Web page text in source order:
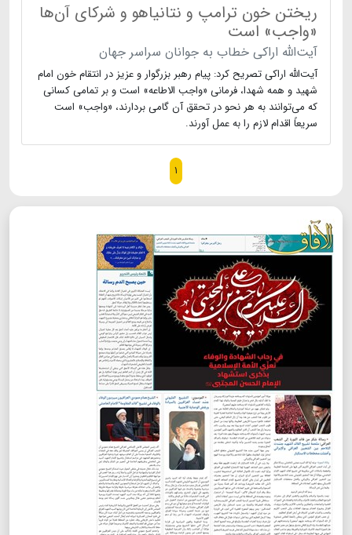
ریختن خون ترامپ و نتانیاهو و شرکای آن‌ها
«واجب» است
آیت‌الله اراکی خطاب به جوانان سراسر جهان
آیت‌الله اراکی تصریح کرد: پیام رهبر بزرگوار و عزیز در انتقام خون امام
شهید و همه شهدا، فرمانی «واجب الاطاعه» است و بر تمامی کسانی
که می‌توانند به هر نحو در تحقق آن گامی بردارند، «واجب» است
سریعاً اقدام لازم را به عمل آورند.
۱